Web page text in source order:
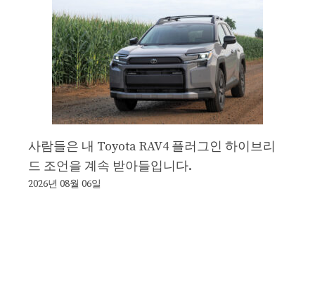
사람들은 내 Toyota RAV4 플러그인 하이브리
드 조언을 계속 받아들입니다.
2026년 08월 06일